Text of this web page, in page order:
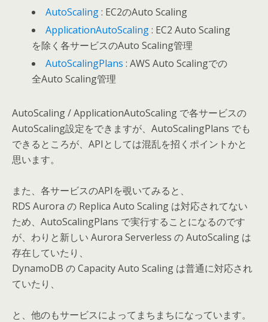
AutoScaling: EC2のAuto Scaling
ApplicationAutoScaling: EC2 Auto Scaling
を除く各サービスのAuto Scaling管理
AutoScalingPlans : AWS Auto Scalingでの
全Auto Scaling管理
AutoScaling / ApplicationAutoScaling で各サービスの
AutoScaling設定をできますが、AutoScalingPlans でも
できるところが、APIとしては混乱を招くポイントかと
思います。
また、各サービスのAPIを覗いてみると、
RDS Aurora の Replica Auto Scaling は対応されてない
ため、AutoScalingPlans で実行することになるのです
が、わりと新しい Aurora Serverless の AutoScaling は
存在していたり、
DynamoDB の Capacity Auto Scaling は普通に対応され
ていたり、
と、他のもサービスによってまちまちになっています。